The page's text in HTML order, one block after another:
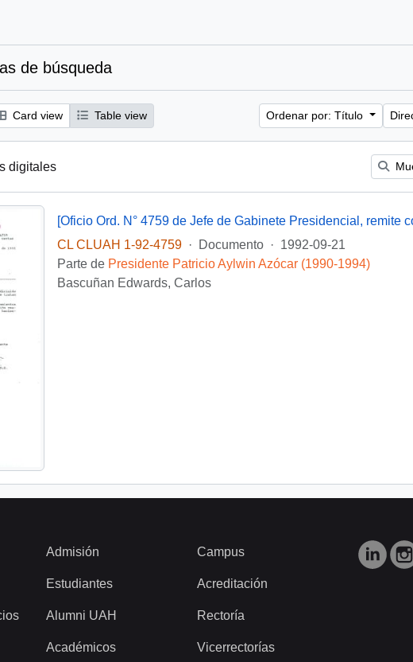
de búsqueda
Card view Table view Ordenar por: Título
digitales
[Oficio Ord. N° 4759 de Jefe de Gabinete Presidencial, remite
CL CLUAH 1-92-4759
· Documento · 1992-09-21
Parte de Presidente Patricio Aylwin Azócar (1990-1994)
Bascuñan Edwards, Carlos
Admisión
Estudiantes
Alumni UAH
Académicos
Campus
Acreditación
Rectoría
Vicerrectorías